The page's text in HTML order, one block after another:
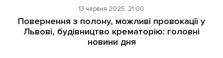
13 червня 2025, 21:00
Повернення з полону, можливі провокації у
Львові, будівництво крематорію: головні
новини дня